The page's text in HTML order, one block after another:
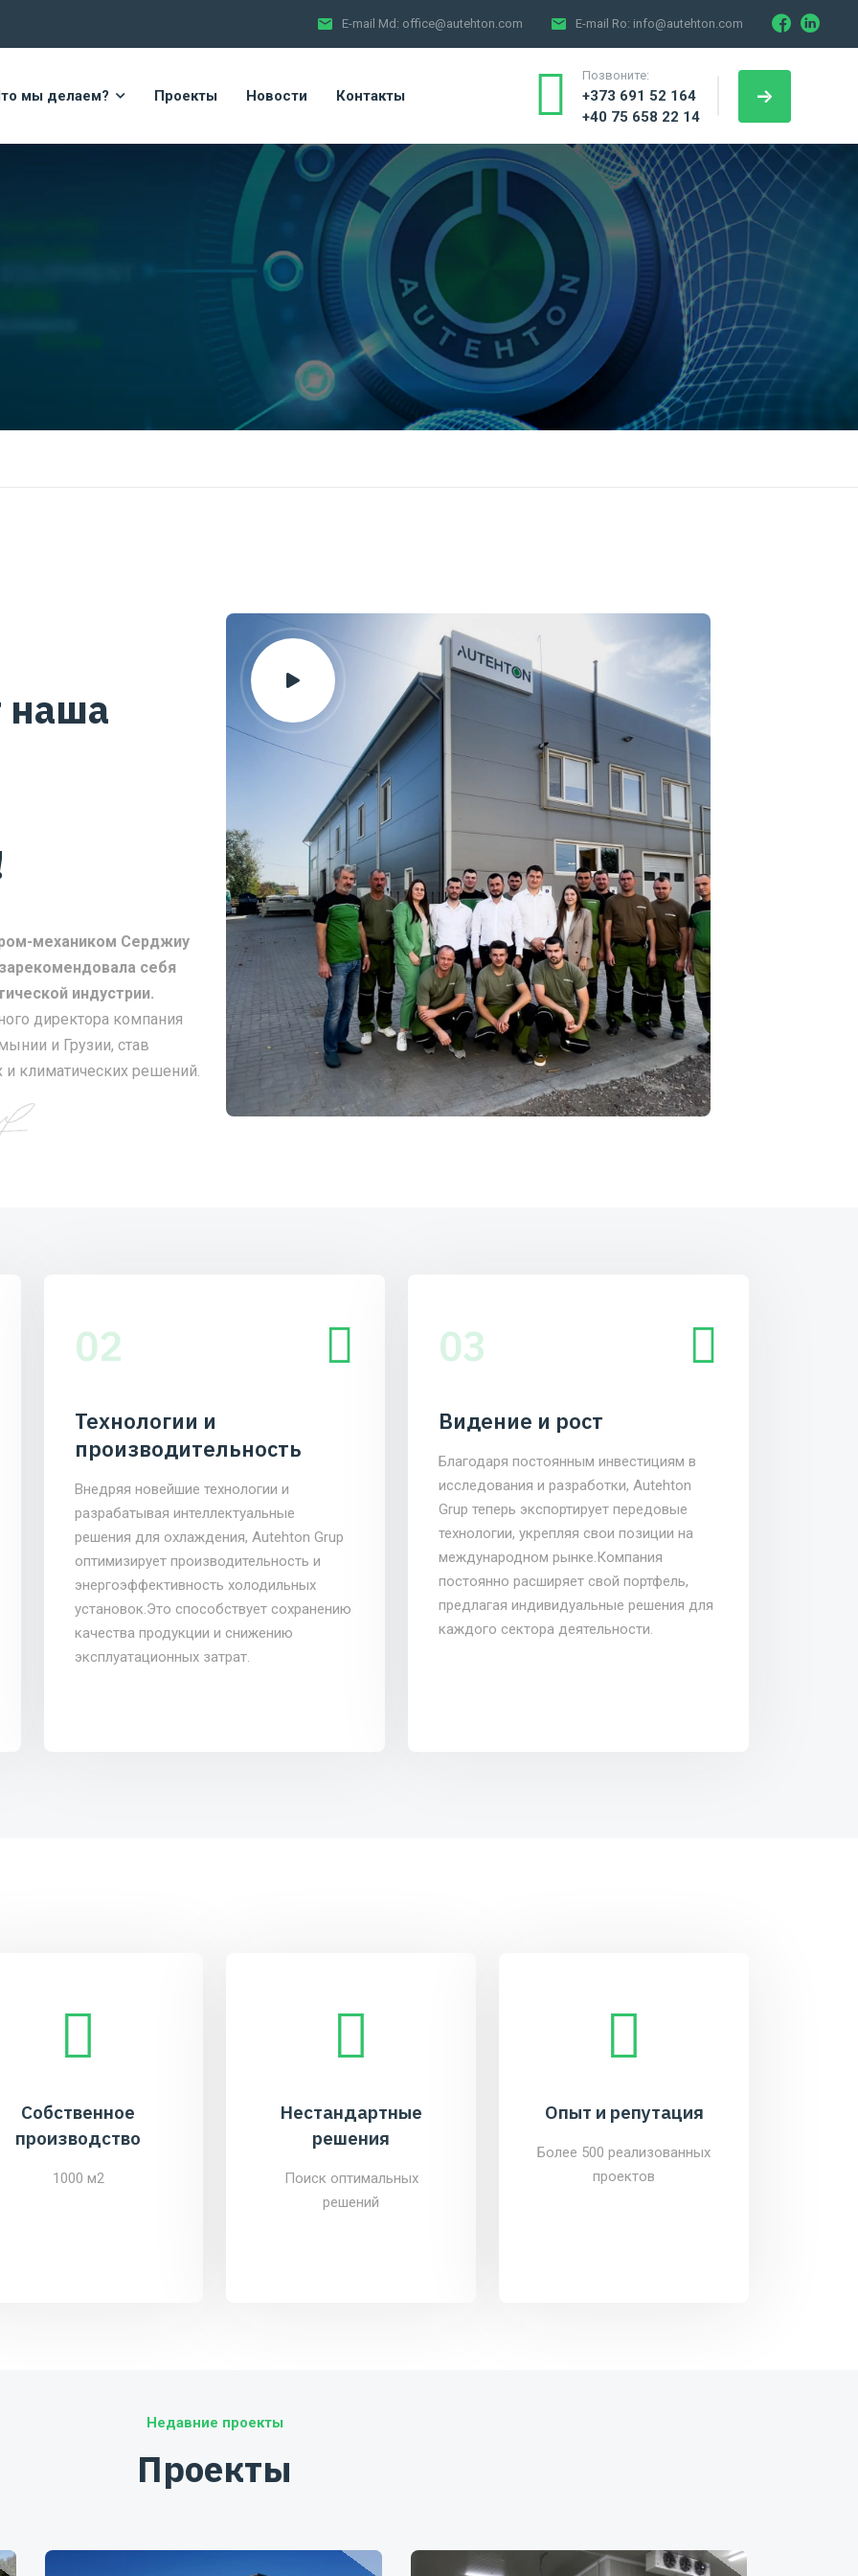
E-mail Md: office@autehton.com E-mail Ro: info@autehton.com
мы делаем? Проекты Новости Контакты
Позвоните:
+373 691 52 164
+40 75 658 22 14
наша
механиком Серджиу
себя
индустрии.
директора компания
и Грузии, став
климатических решений.
02
Технологии и
производительность
Внедряя новейшие технологии и
разрабатывая интеллектуальные
решения для охлаждения, Autehton Grup
оптимизирует производительность и
энергоэффективность холодильных
установок.Это способствует сохранению
качества продукции и снижению
эксплуатационных затрат.
03
Видение и рост
Благодаря постоянным инвестициям в
исследования и разработки, Autehton
Grup теперь экспортирует передовые
технологии, укрепляя свои позиции на
международном рынке.Компания
постоянно расширяет свой портфель,
предлагая индивидуальные решения для
каждого сектора деятельности.
Собственное
производство
1000 м2
Нестандартные
решения
Поиск оптимальных
решений
Опыт и репутация
Более 500 реализованных
проектов
Недавние проекты
Проекты
Ceteronis-ST SRL Crist Valg SRL